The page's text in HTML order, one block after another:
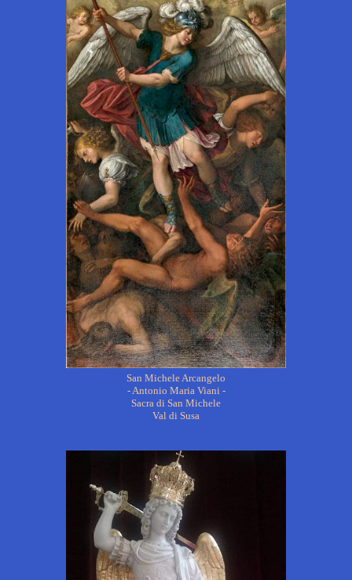
San Michele Arcangelo
- Antonio Maria Viani -
Sacra di San Michele
Val di Susa